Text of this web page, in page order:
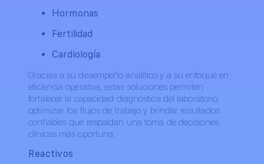
Hormonas
Fertilidad
Cardiología
Gracias a su desempeño analítico y a su enfoque en
eficiencia operativa, estas soluciones permiten
fortalecer la capacidad diagnóstica del laboratorio,
optimizar los flujos de trabajo y brindar resultados
confiables que respaldan una toma de decisiones
clínicas más oportuna.
Reactivos